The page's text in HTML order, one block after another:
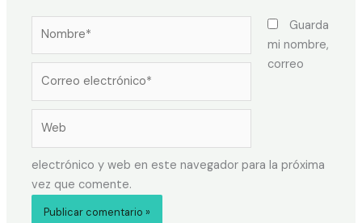
Guarda
mi nombre,
correo
electrónico y web en este navegador para la próxima
vez que comente.